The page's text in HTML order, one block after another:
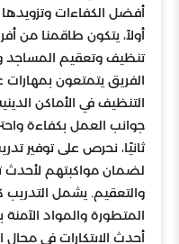
أفضل الكفاءات وتزويدها
أولاً، يتكون طاقمنا من
تنظيف وتعقيم المساجد
الفريق يتمتعون
التنظيف في الأماكن
جوانب العمل بكفاءة
ثانيًا، نحرص على توفير
لضمان مواكبتهم لأحدث
والتعقيم. يشمل
المتطورة والمواد الآمنة
أحدث الابتكارات في